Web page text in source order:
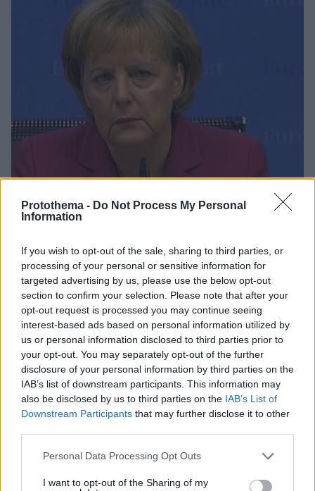
Protothema - Do Not Process My Personal
Information
If you wish to opt-out of the sale, sharing to third parties, or
processing of your personal or sensitive information for
targeted advertising by us, please use the below opt-out
section to confirm your selection. Please note that after your
opt-out request is processed you may continue seeing
interest-based ads based on personal information utilized by
us or personal information disclosed to third parties prior to
your opt-out. You may separately opt-out of the further
disclosure of your personal information by third parties on the
IAB’s list of downstream participants. This information may
also be disclosed by us to third parties on the IAB’s List of
Downstream Participants that may further disclose it to other
Please note that this website/app uses one or more Google
not limited to your visit or usage behaviour. You may click to
Personal Data Processing Opt Outs
I want to opt-out of the Sharing of my
Μέρκελ: Θα ερευνήσουμε σε βάθος τα γεγονότα στο
Μόναχο- Πονάμε με τις οικογένειες των θυμάτων
Για πλήρη διερεύνηση των γεγονότων του Μονάχου,
αλλά και για έρευνα για το πώς
ριζοσπαστικοποιήθηκε ο δράστης του Βίρτσιμπουργκ
(είχε επιτεθεί με τσεκούρι σε επιβάτες τρένου πριν
από λίγες ημέρες) δεσμεύθηκε η καγκελάριος
23.07.2016, 16:50